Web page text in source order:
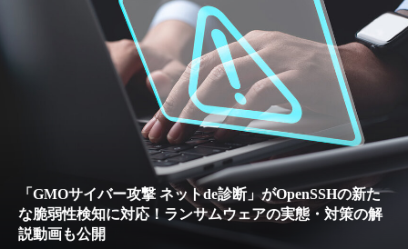
「GMOサイバー攻撃 ネットde診断」がOpenSSHの新た
な脆弱性検知に対応！ランサムウェアの実態・対策の解
説動画も公開